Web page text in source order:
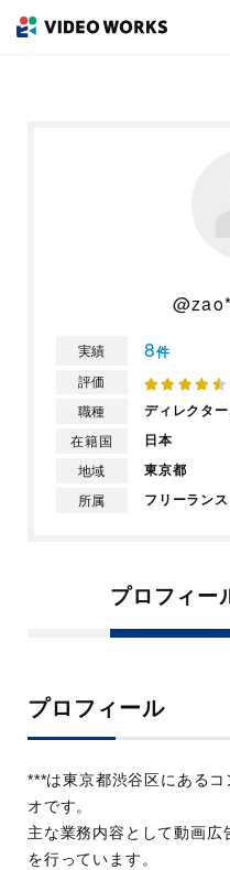
実績 8件
評価
職種 ディレクタ
在籍国
日本
地域
東京都
所属
フリーランス
プロフィー
プロフィール
***は東京都渋谷区にある
オです。
主な業務内容として動画
を行っています。